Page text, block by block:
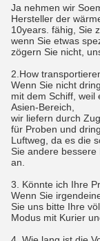
Ja nehmen wir
Hersteller der
10years. fähig, Sie
wenn Sie etwas
zögern Sie nicht,
2.How
Wenn Sie nicht
mit dem Schiff, weil
Asien-Bereich,
wir liefern durch
für Proben und
Luftweg, da es die
Sie andere
an.
3. Könnte ich Ihre
Wenn Sie
Sie uns bitte Ihre
Modus mit Kurier